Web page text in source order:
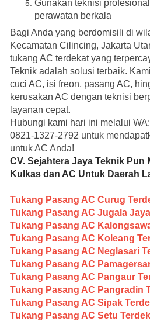
Gunakan teknisi profesional
perawatan berkala
Bagi Anda yang berdomisili di
Kecamatan Cilincing, Jakarta
tukang AC terdekatyang
Teknik adalah solusi terbaik.
cuci AC, isi freon, pasang AC,
kerusakan AC dengan teknisi
layanan cepat.
Hubungi kami hari ini melalui WA:
0821-1327-2792 untuk
untuk AC Anda!
CV. Sejahtera Jaya Teknik Pun
Kulkas dan AC Untuk Daerah
Tukang Pasang AC Curug
Tukang Pasang AC Jugala
Tukang Pasang AC
Tukang Pasang AC Koleang
Tukang Pasang AC Neglasari
Tukang Pasang AC
Tukang Pasang AC Pangaur
Tukang Pasang AC Pangradin
Tukang Pasang AC Sipak
Tukang Pasang AC Setu